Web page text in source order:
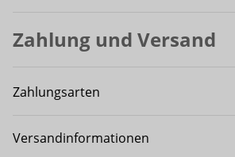
Zahlung und Versand
Zahlungsarten
Versandinformationen